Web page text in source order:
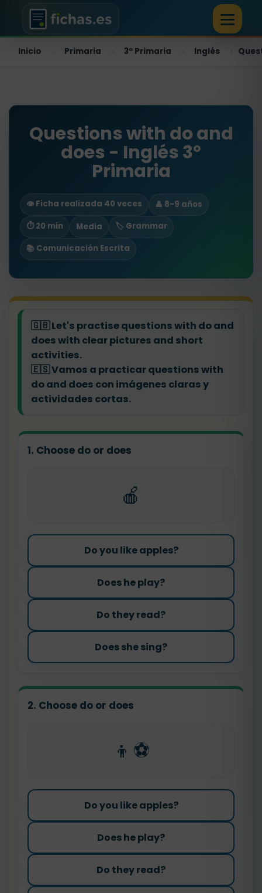
Inicio Primaria 3º Primaria Inglés
Questions with do and
does - Inglés 3º
Primaria
👁️ Ficha realizada 40 veces
👤 8-9 años
⏱ 20 min
Media
🏷️ Grammar
📚 Comunicación Escrita
🇬🇧Let's practise questions with do and
does with clear pictures and short
activities.
🇪🇸Vamos a practicar questions with
do and does con imágenes claras y
actividades cortas.
1. Choose do or does
🍎
Do you like apples?
Does he play?
Do they read?
Does she sing?
2. Choose do or does
👦⚽
Do you like apples?
Does he play?
Do they read?